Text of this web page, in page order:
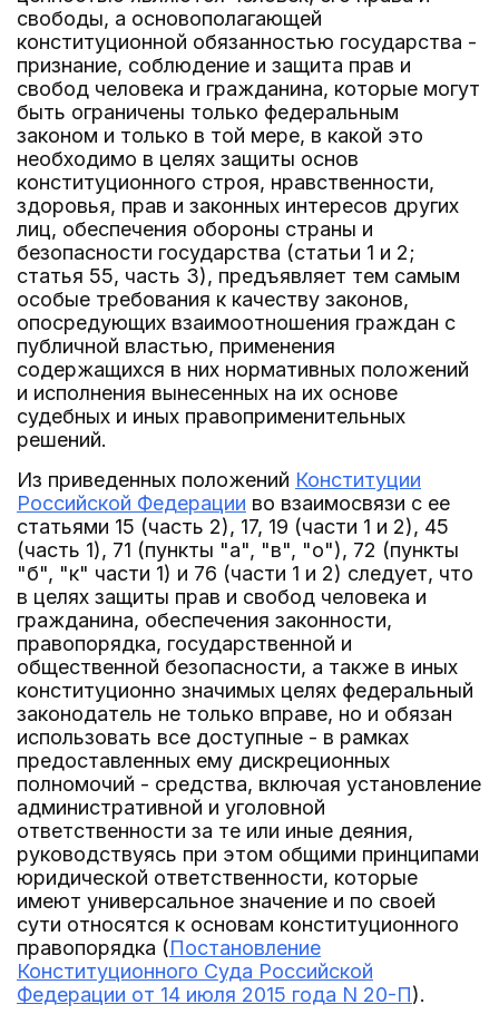
свободы, а основополагающей
конституционной обязанностью государства -
признание, соблюдение и защита прав и
свобод человека и гражданина, которые могут
быть ограничены только федеральным
законом и только в той мере, в какой это
необходимо в целях защиты основ
конституционного строя, нравственности,
здоровья, прав и законных интересов других
лиц, обеспечения обороны страны и
безопасности государства (статьи 1 и 2;
статья 55, часть 3), предъявляет тем самым
особые требования к качеству законов,
опосредующих взаимоотношения граждан с
публичной властью, применения
содержащихся в них нормативных положений
и исполнения вынесенных на их основе
судебных и иных правоприменительных
решений.
Из приведенных положений Конституции
Российской Федерации во взаимосвязи с ее
статьями 15 (часть 2), 17, 19 (части 1 и 2), 45
(часть 1), 71 (пункты "а", "в", "о"), 72 (пункты
"б", "к" части 1) и 76 (части 1 и 2) следует, что
в целях защиты прав и свобод человека и
гражданина, обеспечения законности,
правопорядка, государственной и
общественной безопасности, а также в иных
конституционно значимых целях федеральный
законодатель не только вправе, но и обязан
использовать все доступные - в рамках
предоставленных ему дискреционных
полномочий - средства, включая установление
административной и уголовной
ответственности за те или иные деяния,
руководствуясь при этом общими принципами
юридической ответственности, которые
имеют универсальное значение и по своей
сути относятся к основам конституционного
правопорядка (Постановление
Конституционного Суда Российской
Федерации от 14 июля 2015 года N 20-П).